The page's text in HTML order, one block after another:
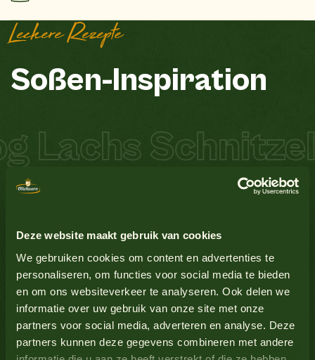
Deze website maakt gebruik van cookies
We gebruiken cookies om content en advertenties te
personaliseren, om functies voor social media te bieden
en om ons websiteverkeer te analyseren. Ook delen we
informatie over uw gebruik van onze site met onze
partners voor social media, adverteren en analyse. Deze
partners kunnen deze gegevens combineren met andere
Leckere Rezepte
Soßen-Inspiration
Lachs Schnitzel
Glutenhaltiges Getreide
Lupine Nein
Milch Nein
Alle Produkte anzeigen
Alle Produkte anzeigen